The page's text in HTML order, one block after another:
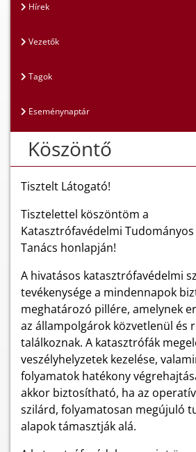
Hírek
Vezetők
Tagok
Eseménynaptár
Köszöntő
Tisztelt Látogató!
Tisztelettel köszöntöm a
Katasztrófavédelmi Tudományos
Tanács honlapján!
A hivatásos katasztrófavédelmi
tevékenysége a mindennapok
meghatározó pillére, amelynek
az állampolgárok közvetlenül és
találkoznak. A katasztrófák
veszélyhelyzetek kezelése,
folyamatok hatékony
akkor biztosítható, ha az
szilárd, folyamatosan megújuló
alapok támasztják alá.